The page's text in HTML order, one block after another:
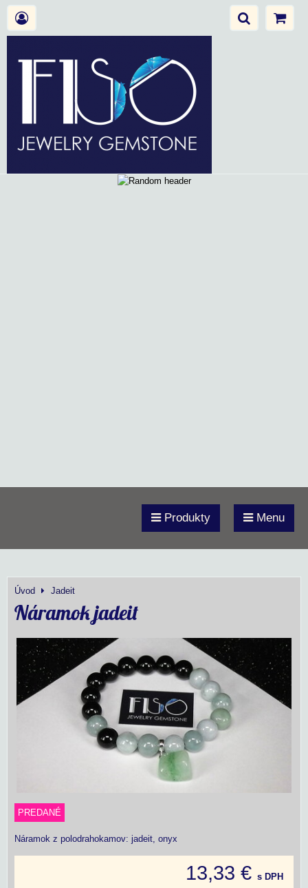
Produkty Menu
Úvod Jadeit
Náramok jadeit
PREDANÉ
Náramok z polodrahokamov: jadeit, onyx
13,33 € s DPH